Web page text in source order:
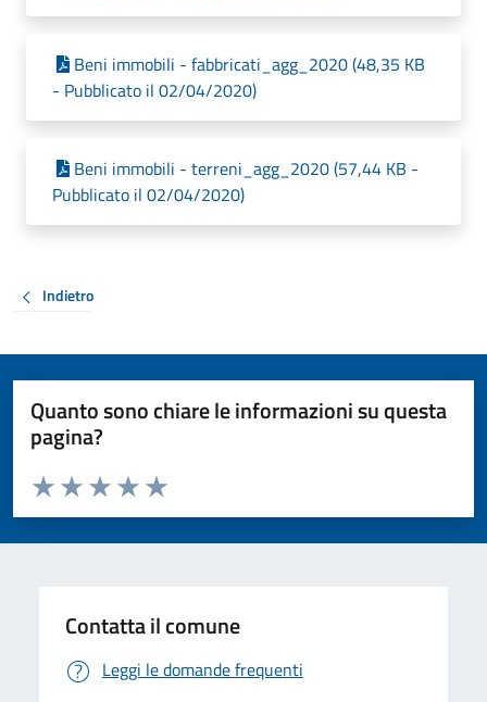
Beni immobili - fabbricati_agg_2020 (48,35 KB
- Pubblicato il 02/04/2020)
Beni immobili - terreni_agg_2020 (57,44 KB -
Pubblicato il 02/04/2020)
Indietro
Quanto sono chiare le informazioni su questa
pagina?
Valuta da 1 a 5 stelle la pagina
Valuta 5 stelle su 5
Valuta 4 stelle su 5
Valuta 3 stelle su 5
Valuta 2 stelle su 5
Valuta 1 stelle su 5
Contatta il comune
Leggi le domande frequenti